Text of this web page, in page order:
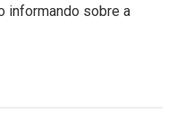
informando sobre a